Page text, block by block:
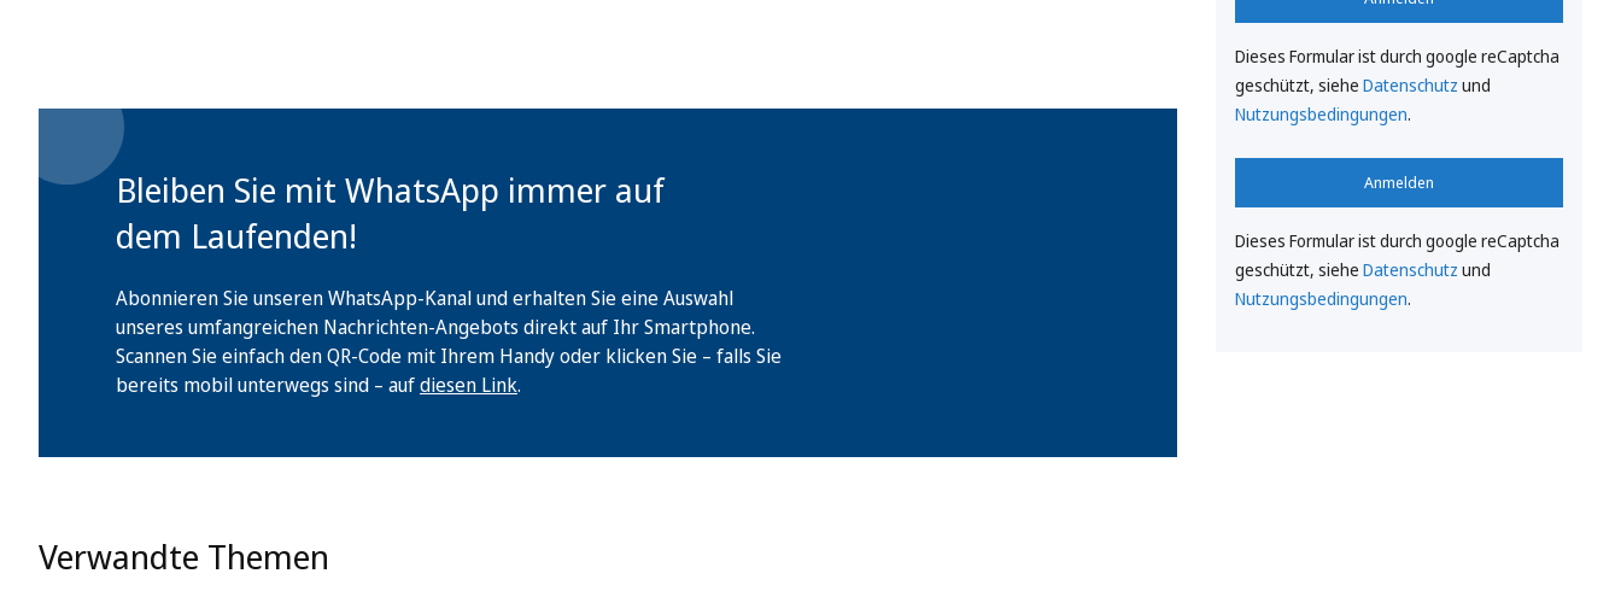
Bleiben Sie mit WhatsApp immer auf
dem Laufenden!
Abonnieren Sie unseren WhatsApp-Kanal und erhalten Sie eine Auswahl
unseres umfangreichen Nachrichten-Angebots direkt auf Ihr Smartphone.
Scannen Sie einfach den QR-Code mit Ihrem Handy oder klicken Sie – falls Sie
bereits mobil unterwegs sind – aufdiesen Link.
Verwandte Themen
Dieses Formular ist durch google reCaptcha
geschützt, siehe Datenschutz und
Nutzungsbedingungen.
Anmelden
Dieses Formular ist durch google reCaptcha
geschützt, siehe Datenschutz und
Nutzungsbedingungen.